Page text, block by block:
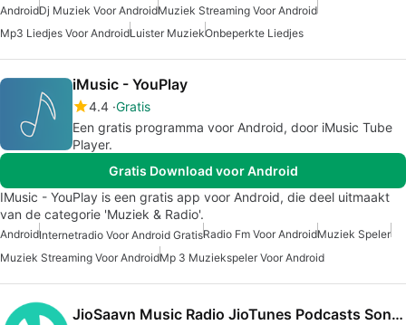
AndroidDj Muziek Voor AndroidMuziek Streaming Voor Android
Mp3 Liedjes Voor AndroidLuister MuziekOnbeperkte Liedjes
iMusic - YouPlay
4.4 Gratis
Een gratis programma voor Android, door iMusic Tube
Player.
Gratis Download voor Android
IMusic - YouPlay is een gratis app voor Android, die deel uitmaakt
van de categorie 'Muziek & Radio'.
AndroidInternetradio Voor Android GratisRadio Fm Voor AndroidMuziek Speler
Muziek Streaming Voor AndroidMp 3 Muziekspeler Voor Android
JioSaavn Music Radio JioTunes Podcasts Songs